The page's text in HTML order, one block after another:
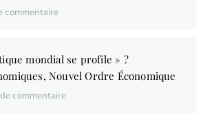
commentaire
mondial se profile » ?
Nouvel Ordre Économique
commentaire